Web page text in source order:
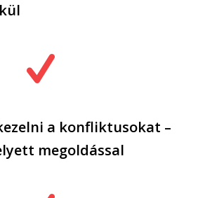
a konfliktusokat –
megoldással